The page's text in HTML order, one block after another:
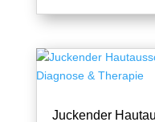
Juckender